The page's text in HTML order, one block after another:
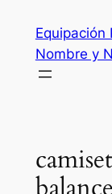
contenido
Equipación
Nombre y
balance